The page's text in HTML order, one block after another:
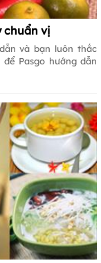
chuẩn vị
và bạn luôn thắc
Pasgo hướng dẫn